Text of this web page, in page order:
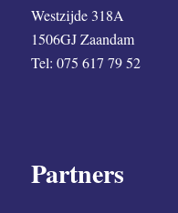
Westzijde 318A
1506GJ Zaandam
Tel: 075 617 79 52
Partners